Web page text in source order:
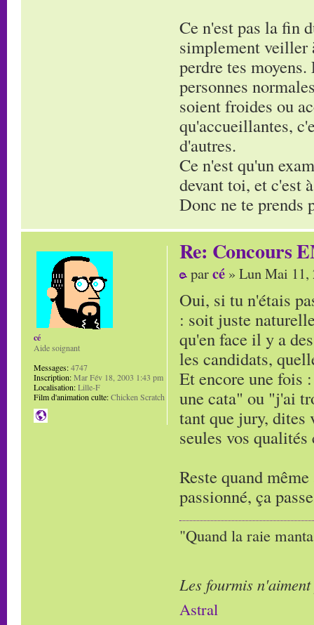
Ce n'est pas la fin
simplement veiller
perdre tes
personnes
soient froides ou
qu'accueillantes,
d'autres.
Ce n'est qu'un
devant toi, et c'est
Donc ne te prends
Re: Concours
parcé » Lun Mai 11,
Oui, si tu n'étais
: soit juste
qu'en face il y a
les candidats,
Et encore une fois
une cata" ou "j'ai
tant que jury, dites
seules vos
Reste quand
passionné, ça
"Quand la raie
Les fourmis
Astral
cé
Aide soignant
Messages:4747
Inscription:Mar Fév 18, 2003 1:43 pm
Localisation:Lille-F
Film d'animation culte:Chicken Scratch